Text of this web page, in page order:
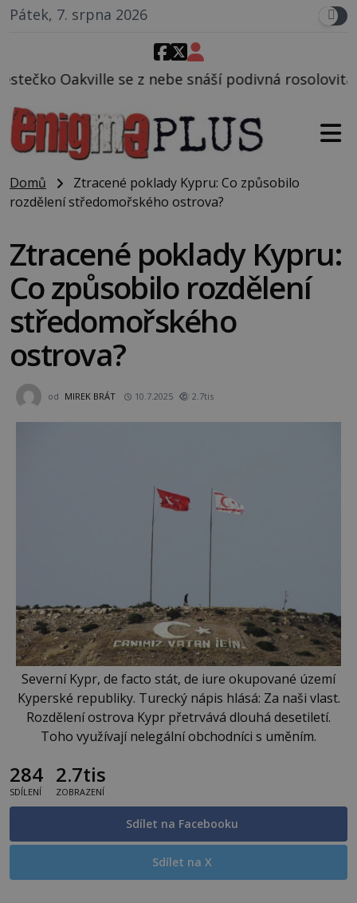
Pátek, 7. srpna 2026
snáší podivná rosolovitá látka neznámého
Domů
Ztracené poklady Kypru: Co způsobilo
rozdělení středomořského ostrova?
Ztracené poklady Kypru:
Co způsobilo rozdělení
středomořského
ostrova?
od MIREK BRÁT 10.7.2025 2.7tis
Severní Kypr, de facto stát, de iure okupované území
Kyperské republiky. Turecký nápis hlásá: Za naši vlast.
Rozdělení ostrova Kypr přetrvává dlouhá desetiletí.
Toho využívají nelegální obchodníci s uměním.
284
SDÍLENÍ
2.7tis
ZOBRAZENÍ
Sdílet na Facebooku
Sdílet na X